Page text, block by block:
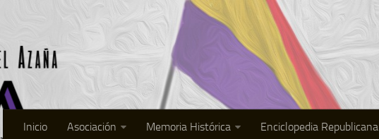
Inicio Asociación Memoria Histórica Enciclopedia Republicana